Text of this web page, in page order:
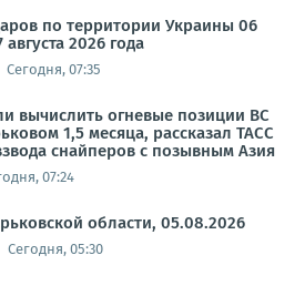
по территории Украины 06
августа 2026 года
Сегодня, 07:35
вычислить огневые позиции ВС
1,5 месяца, рассказал ТАСС
снайперов с позывным Азия
07:24
области, 05.08.2026
Сегодня, 05:30